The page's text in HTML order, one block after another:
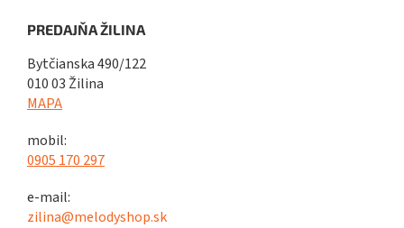
PREDAJŇA ŽILINA
Bytčianska 490/122
010 03 Žilina
MAPA
mobil:
0905 170 297
e-mail:
zilina@melodyshop.sk